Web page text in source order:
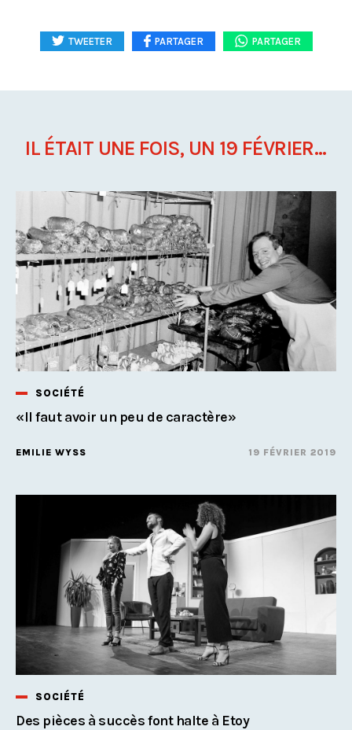
TWEETER PARTAGER PARTAGER
IL ÉTAIT UNE FOIS, UN 19 FÉVRIER...
SOCIÉTÉ
«Il faut avoir un peu de caractère»
EMILIE WYSS 19 FÉVRIER 2019
SOCIÉTÉ
Des pièces à succès font halte à Etoy